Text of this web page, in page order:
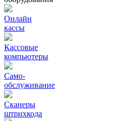
Онлайн
кассы
Кассовые
компьютеры
Само-
обслуживание
Сканеры
штрихкода